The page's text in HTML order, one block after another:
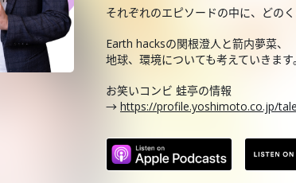
それぞれのエピソードの中に、どの
Earth hacksの関根澄人と箭内夢菜、
地球、環境についても考えていきます。
お笑いコンビ 蛙亭の情報
→ https://profile.yoshimoto.co.jp/